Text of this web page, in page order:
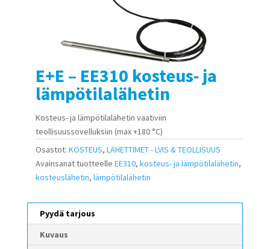
E+E – EE310 kosteus- ja
lämpötilalähetin
Kosteus- ja lämpötilalähetin vaativiin
teollisuussovelluksiin (max +180 °C)
Osastot: KOSTEUS, LÄHETTIMET - LVIS & TEOLLISUUS
Avainsanat tuotteelle EE310, kosteus- ja lämpötilalähetin,
kosteuslähetin, lämpötilalähetin
Pyydä tarjous
Kuvaus